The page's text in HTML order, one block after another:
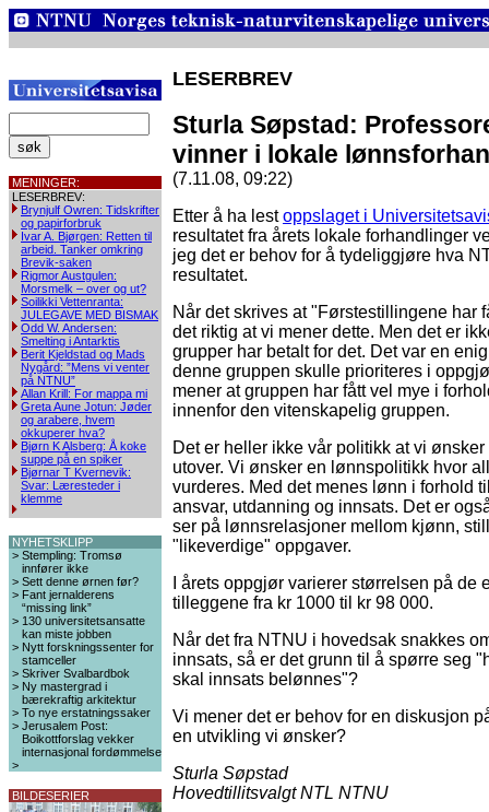
MENINGER:
LESERBREV:
Brynjulf Owren: Tidskrifter
og papirforbruk
Ivar A. Bjørgen: Retten til
arbeid. Tanker omkring
Brevik-saken
Rigmor Austgulen:
Morsmelk – over og ut?
Soilikki Vettenranta:
JULEGAVE MED BISMAK
Odd W. Andersen:
Smelting i Antarktis
Berit Kjeldstad og Mads
Nygård: ”Mens vi venter
på NTNU”
Allan Krill: For mappa mi
Greta Aune Jotun: Jøder
og arabere, hvem
okkuperer hva?
Bjørn K Alsberg: Å koke
suppe på en spiker
Bjørnar T Kvernevik:
Svar: Læresteder i
klemme
NYHETSKLIPP
> Stempling: Tromsø
innfører ikke
> Sett denne ørnen før?
> Fant jernalderens
“missing link”
> 130 universitetsansatte
kan miste jobben
> Nytt forskningssenter for
stamceller
> Skriver Svalbardbok
> Ny mastergrad i
bærekraftig arkitektur
> To nye erstatningssaker
> Jerusalem Post:
Boikottforslag vekker
internasjonal fordømmelse
>
BILDESERIER
LESERBREV
Sturla Søpstad:
vinner i lokale
(7.11.08, 09:22)
Etter å ha lestoppslaget i
resultatet fra årets lokale forhandlinger
jeg det er behov for å tydeliggjøre hva
resultatet.
Når det skrives at "Førstestillingene har
det riktig at vi mener dette. Men det er
grupper har betalt for det. Det var en
denne gruppen skulle prioriteres i
mener at gruppen har fått vel mye i
innenfor den vitenskapelig gruppen.
Det er heller ikke vår politikk at vi
utover. Vi ønsker en lønnspolitikk hvor
vurderes. Med det menes lønn i forhold
ansvar, utdanning og innsats. Det er
ser på lønnsrelasjoner mellom kjønn,
"likeverdige" oppgaver.
I årets oppgjør varierer størrelsen på de
tilleggene fra kr 1000 til kr 98 000.
Når det fra NTNU i hovedsak snakkes
innsats, så er det grunn til å spørre seg
skal innsats belønnes"?
Vi mener det er behov for en diskusjon
en utvikling vi ønsker?
Sturla Søpstad
Hovedtillitsvalgt NTL NTNU